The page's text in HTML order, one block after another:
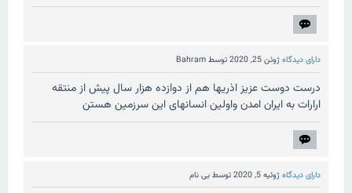
دارای دیدگاهژوئن 25, 2020 توسطBahram
درست دوست عزیز اذریها هم از دوازده هزار سال پیش از منتقه
ارارات به ایران امدن واولین انسانهای این سرزمین هستن
دارای دیدگاهژوئیه 5, 2020 توسطبی نام